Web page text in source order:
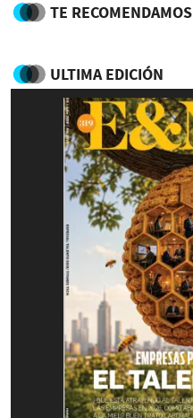
TE RECOMENDAMOS
ULTIMA EDICIÓN